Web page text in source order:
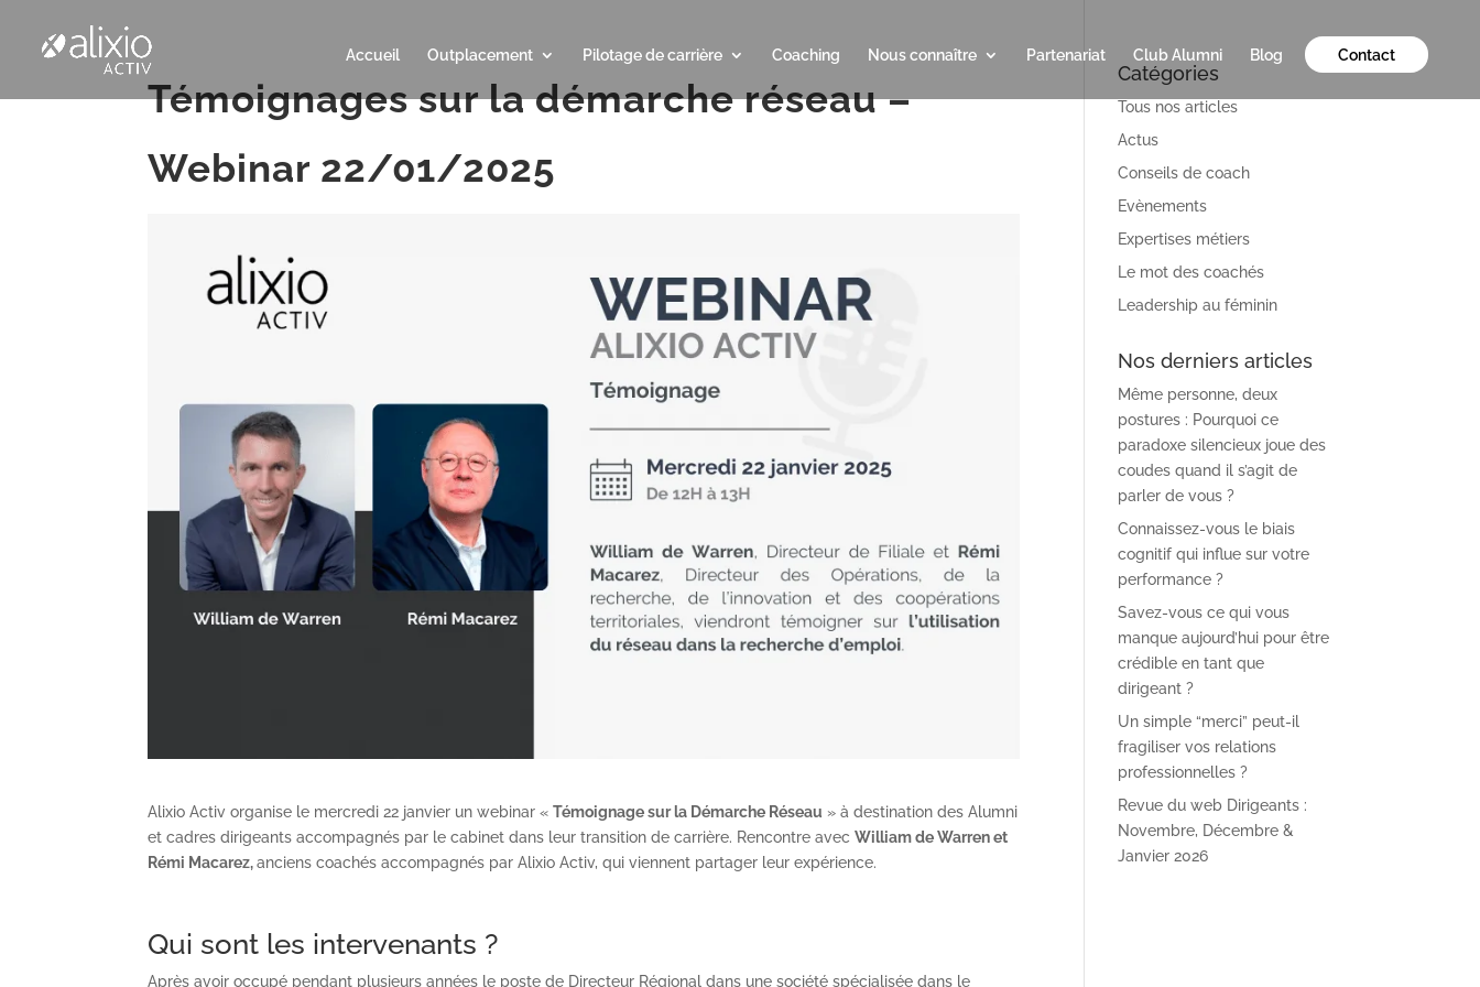
Accueil Outplacement Pilotage de carrière Coaching Nous connaître Partenariat Club Alumni Blog Contact
Témoignages sur la démarche réseau –
Webinar 22/01/2025
Alixio Activ organise le mercredi 22 janvier un webinar «Témoignage sur la Démarche Réseau » à destination des Alumni
et cadres dirigeants accompagnés par le cabinet dans leur transition de carrière. Rencontre avecWilliam de Warren et
Rémi Macarez,anciens coachés accompagnés par Alixio Activ, qui viennent partager leur expérience.
Qui sont les intervenants ?
Après avoir occupé pendant plusieurs années le poste de Directeur Régional dans une société spécialisée dans le
Catégories
Tous nos articles
Actus
Conseils de coach
Evènements
Expertises métiers
Le mot des coachés
Leadership au féminin
Nos derniers articles
Même personne, deux
postures : Pourquoi ce
paradoxe silencieux joue des
coudes quand il s’agit de
parler de vous ?
Connaissez-vous le biais
cognitif qui influe sur votre
performance ?
Savez-vous ce qui vous
manque aujourd’hui pour être
crédible en tant que
dirigeant ?
Un simple “merci” peut-il
fragiliser vos relations
professionnelles ?
Revue du web Dirigeants :
Novembre, Décembre &
Janvier 2026